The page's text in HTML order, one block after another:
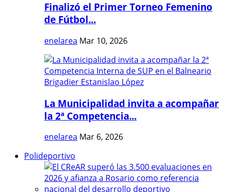
Finalizó el Primer Torneo Femenino
de Fútbol...
enelarea Mar 10, 2026
La Municipalidad invita a acompañar
la 2ª Competencia...
enelarea Mar 6, 2026
Polideportivo